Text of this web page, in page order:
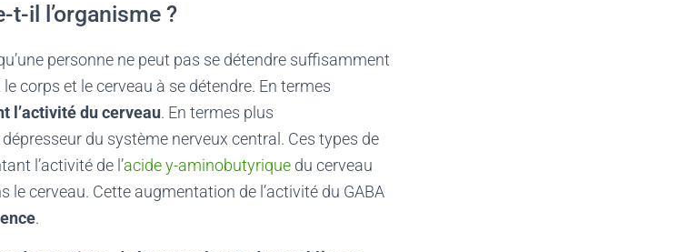
il l’organisme ?
personne ne peut pas se détendre suffisamment
corps et le cerveau à se détendre. En termes
l’activité du cerveau. En termes plus
du système nerveux central. Ces types de
l’activité de l’acide y-aminobutyrique du cerveau
le cerveau. Cette augmentation de l’activité du GABA
.